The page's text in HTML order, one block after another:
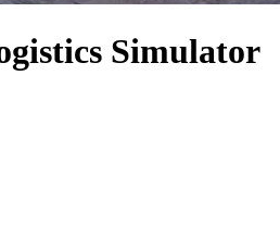
Simulator